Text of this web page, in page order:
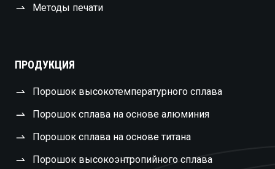
Методы печати
ПРОДУКЦИЯ
Порошок высокотемпературного сплава
Порошок сплава на основе алюминия
Порошок сплава на основе титана
Порошок высокоэнтропийного сплава